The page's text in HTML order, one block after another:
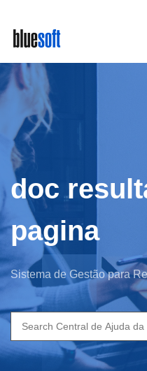
main
content
doc
pagina
Sistema de Gestão para
Search
for: